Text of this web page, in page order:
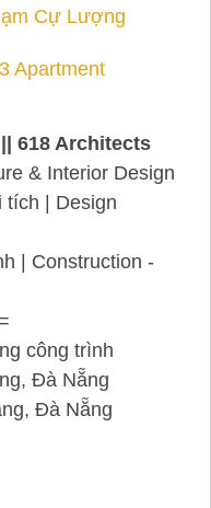
Cự Lượng
Apartment
618 Architects
& Interior Design
tích | Design
| Construction -
công trình
Đà Nẵng
Đà Nẵng